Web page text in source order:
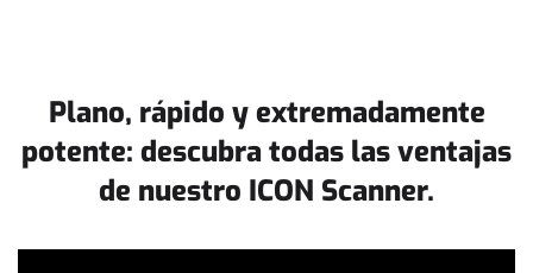
Plano, rápido y extremadamente
potente: descubra todas las ventajas
de nuestro ICON Scanner.